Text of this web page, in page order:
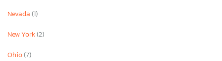
Nevada(1)
New York(2)
Ohio(7)